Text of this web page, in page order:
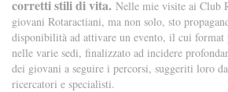
corretti stili di vita. Nelle mie visite ai Club
giovani Rotaractiani, ma non solo, sto
disponibilità ad attivare un evento, il cui format
nelle varie sedi, finalizzato ad incidere
dei giovani a seguire i percorsi, suggeriti loro
ricercatori e specialisti.